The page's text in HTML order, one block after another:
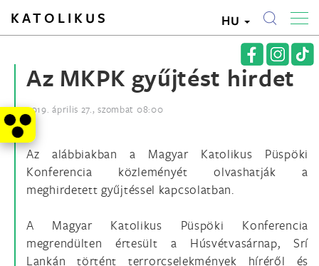
KATOLIKUS HU
Az MKPK gyűjtést hirdet
2019. április 27., szombat 08:00
Az alábbiakban a Magyar Katolikus Püspöki
Konferencia közleményét olvashatják a
meghirdetett gyűjtéssel kapcsolatban.
A Magyar Katolikus Püspöki Konferencia
megrendülten értesült a Húsvétvasárnap, Srí
Lankán történt terrorcselekmények híréről és